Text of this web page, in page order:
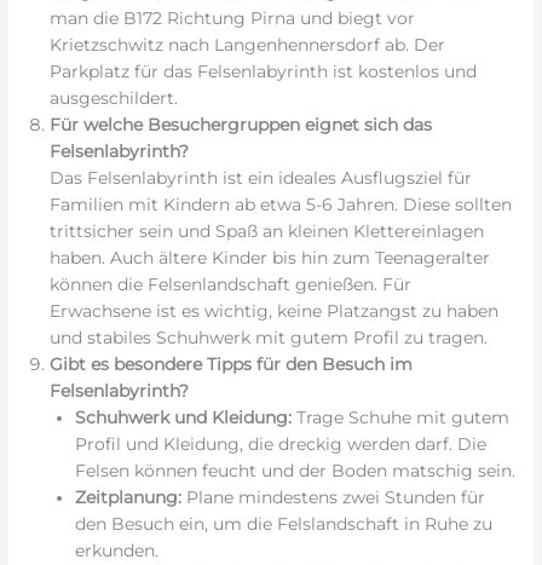
man die B172 Richtung Pirna und biegt vor
Krietzschwitz nach Langenhennersdorf ab. Der
Parkplatz für das Felsenlabyrinth ist kostenlos und
ausgeschildert.
Für welche Besuchergruppen eignet sich das
Felsenlabyrinth?
Das Felsenlabyrinth ist ein ideales Ausflugsziel für
Familien mit Kindern ab etwa 5-6 Jahren. Diese sollten
trittsicher sein und Spaß an kleinen Klettereinlagen
haben. Auch ältere Kinder bis hin zum Teenageralter
können die Felsenlandschaft genießen. Für
Erwachsene ist es wichtig, keine Platzangst zu haben
und stabiles Schuhwerk mit gutem Profil zu tragen.
Gibt es besondere Tipps für den Besuch im
Felsenlabyrinth?
Schuhwerk und Kleidung:Trage Schuhe mit gutem
Profil und Kleidung, die dreckig werden darf. Die
Felsen können feucht und der Boden matschig sein.
Zeitplanung:Plane mindestens zwei Stunden für
den Besuch ein, um die Felslandschaft in Ruhe zu
erkunden.